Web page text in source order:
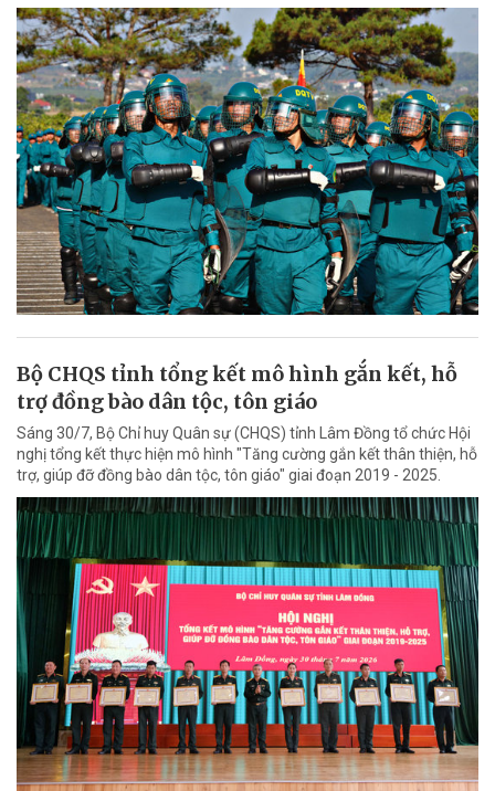
Bộ CHQS tỉnh tổng kết mô hình gắn kết, hỗ
trợ đồng bào dân tộc, tôn giáo
Sáng 30/7, Bộ Chỉ huy Quân sự (CHQS) tỉnh Lâm Đồng tổ chức Hội
nghị tổng kết thực hiện mô hình "Tăng cường gắn kết thân thiện, hỗ
trợ, giúp đỡ đồng bào dân tộc, tôn giáo" giai đoạn 2019 - 2025.